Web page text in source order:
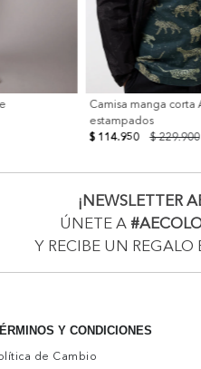
Camisa manga corta
estampados
$ 229.900
$ 114.950
¡NEWSLETTER
ÚNETE A
Y RECIBE UN REGALO
Y CONDICIONES
de Cambio